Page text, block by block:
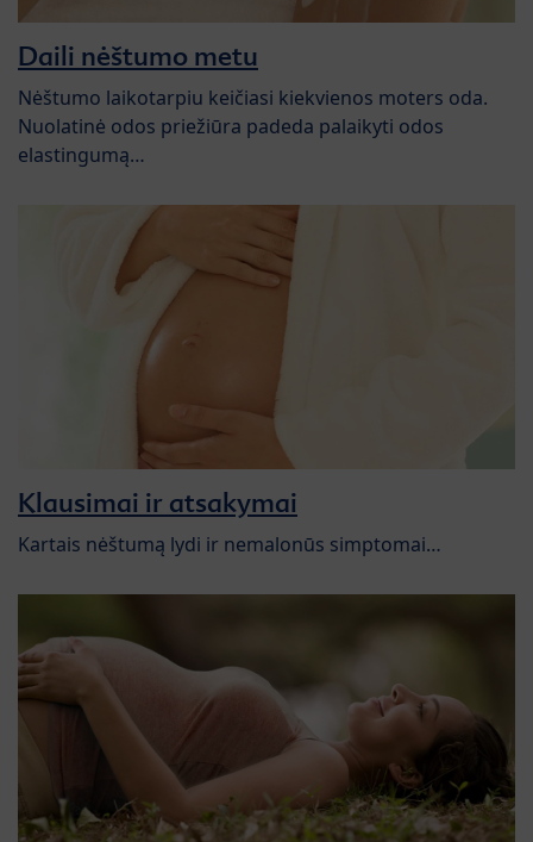
Daili nėštumo metu
Nėštumo laikotarpiu keičiasi kiekvienos moters oda.
Nuolatinė odos priežiūra padeda palaikyti odos
elastingumą…
Klausimai ir atsakymai
Kartais nėštumą lydi ir nemalonūs simptomai…